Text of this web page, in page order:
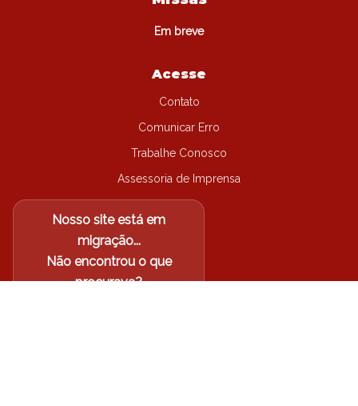
Em breve
Acesse
Contato
Comunicar Erro
Trabalhe Conosco
Assessoria de Imprensa
Nosso site está em
migração...
Não encontrou o que
procurava?